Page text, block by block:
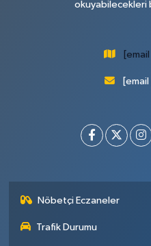
okuyabilecekleri
Nöbetçi Eczaneler
Trafik Durumu